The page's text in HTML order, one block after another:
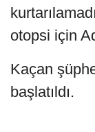
otopsi için
Kaçan
başlatıldı.